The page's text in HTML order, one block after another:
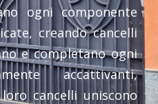
ogni componente
creando cancelli
e completano ogni
accattivanti,
cancelli uniscono